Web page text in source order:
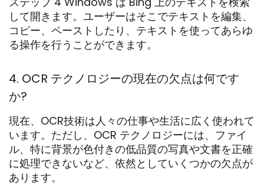
して開きます。ユーザーはそこでテキストを編集、
コピー、ペーストしたり、テキストを使ってあらゆ
る操作を行うことができます。
4. OCR テクノロジーの現在の欠点は何です
か?
現在、OCR技術は人々の仕事や生活に広く使われて
います。ただし、OCR テクノロジーには、ファイ
ル、特に背景が色付きの低品質の写真や文書を正確
に処理できないなど、依然としていくつかの欠点が
あります。